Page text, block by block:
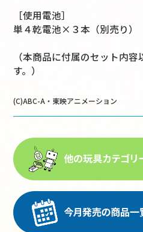
［使用電池］
単４乾電池×３本（別売り）
（本商品に付属のセット内
す。）
(C)ABC-A・東映アニメーション